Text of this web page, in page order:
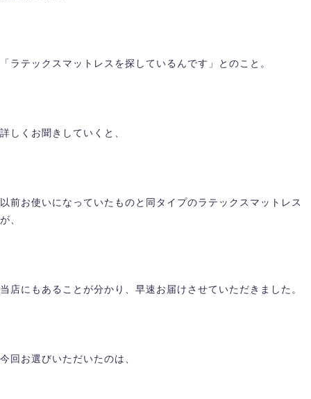
「ラテックスマットレスを探しているんです」とのこと。
詳しくお聞きしていくと、
以前お使いになっていたものと同タイプのラテックスマットレス
が、
当店にもあることが分かり、早速お届けさせていただきました。
今回お選びいただいたのは、